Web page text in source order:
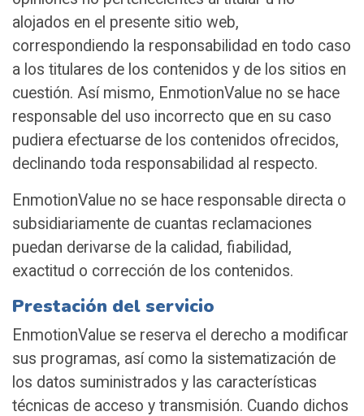
alojados en el presente sitio web,
correspondiendo la responsabilidad en todo caso
a los titulares de los contenidos y de los sitios en
cuestión. Así mismo, EnmotionValue no se hace
responsable del uso incorrecto que en su caso
pudiera efectuarse de los contenidos ofrecidos,
declinando toda responsabilidad al respecto.
EnmotionValue no se hace responsable directa o
subsidiariamente de cuantas reclamaciones
puedan derivarse de la calidad, fiabilidad,
exactitud o corrección de los contenidos.
Prestación del servicio
EnmotionValue se reserva el derecho a modificar
sus programas, así como la sistematización de
los datos suministrados y las características
técnicas de acceso y transmisión. Cuando dichos